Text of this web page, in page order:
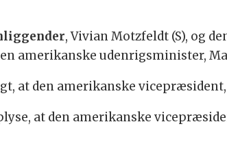
, Vivian Motzfeldt (S), og
amerikanske udenrigsminister,
at den amerikanske vicepræsident,
at den amerikanske